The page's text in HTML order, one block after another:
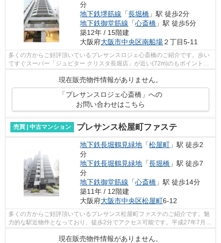
分
地下鉄堺筋線 「長堀橋 」駅 徒歩2分
地下鉄御堂筋線 「心斎橋 」駅 徒歩5分
築12年 / 15階建
大阪府大阪市中央区南船場２丁目5-11
多くの方からご好評頂いているプレサンスロジェ心斎橋のご紹介です。歩い
てすぐスーパー「ジュピター クリスタ長堀店」が近い(72m)のもポイント。
現在販売物件情報がありません。
「プレサンスロジェ心斎橋」への
お問い合わせはこちら
売買 | 中古マンション プレサンス松屋町ファステ
地下鉄長堀鶴見緑地 「松屋町 」駅 徒歩2
分
地下鉄長堀鶴見緑地 「長堀橋 」駅 徒歩7
分
地下鉄御堂筋線 「心斎橋 」駅 徒歩14分
築11年 / 12階建
大阪府大阪市中央区松屋町6-12
多くの方からご好評頂いているプレサンス松屋町ファステのご紹介です。魅
力的な駅近物件となっており、徒歩2分でアクセス可能です。平成27年7月完
成、まだまだ新しい築浅物件。中古で...
現在販売物件情報がありません。